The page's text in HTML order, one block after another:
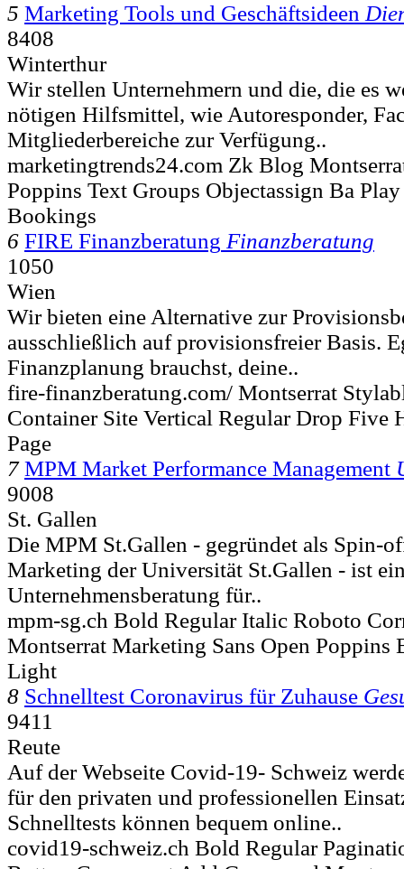
5 Marketing Tools und Geschäftsideen
8408
Winterthur
Wir stellen Unternehmern und die, die es
nötigen Hilfsmittel, wie Autoresponder,
Mitgliederbereiche zur Verfügung..
marketingtrends24.com Zk Blog
Poppins Text Groups Objectassign Ba
Bookings
6 FIRE Finanzberatung Finanzberatung
1050
Wien
Wir bieten eine Alternative zur
ausschließlich auf provisionsfreier Basis.
Finanzplanung brauchst, deine..
fire-finanzberatung.com/ Montserrat
Container Site Vertical Regular Drop Five
Page
7 MPM Market Performance Management
9008
St. Gallen
Die MPM St.Gallen - gegründet als Spin-
Marketing der Universität St.Gallen - ist
Unternehmensberatung für..
mpm-sg.ch Bold Regular Italic Roboto
Montserrat Marketing Sans Open Poppins
Light
8 Schnelltest Coronavirus für Zuhause
9411
Reute
Auf der Webseite Covid-19- Schweiz
für den privaten und professionellen
Schnelltests können bequem online..
covid19-schweiz.ch Bold Regular